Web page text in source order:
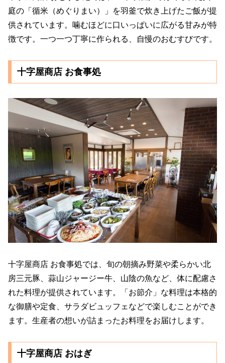
庭の「循米（めぐりまい）」を羽釜で炊き上げたご飯が提
供されています。噛むほどに口いっぱいに広がる甘みが特
徴です。一つ一つ丁寧に作られる、自慢のおむすびです。
十字屋商店 お食事処
十字屋商店 お食事処では、旬の朝摘み野菜や柔らかい北
房三元豚、蒜山ジャージー牛、山陰の魚など、体に配慮さ
れた料理が提供されています。「お節介」な料理は本格的
な御膳や定食、サラダビュッフェなどで楽しむことができ
ます。生産者の想いが詰まったお料理をお届けします。
十字屋商店 おはぎ